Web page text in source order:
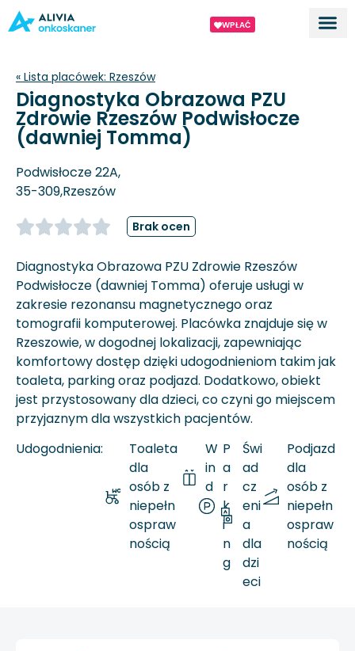
WPŁAĆ
« Lista placówek: Rzeszów
Diagnostyka Obrazowa PZU
Zdrowie Rzeszów Podwisłocze
(dawniej Tomma)
Podwisłocze 22A,
35-309,Rzeszów
Brak ocen
Diagnostyka Obrazowa PZU Zdrowie Rzeszów
Podwisłocze (dawniej Tomma) oferuje usługi w
zakresie rezonansu magnetycznego oraz
tomografii komputerowej. Placówka znajduje się w
Rzeszowie, w dogodnej lokalizacji, zapewniając
komfortowy dostęp dzięki udogodnieniom takim jak
toaleta, parking oraz podjazd. Dodatkowo, obiekt
jest przystosowany dla dzieci, co czyni go miejscem
przyjaznym dla wszystkich pacjentów.
Udogodnienia:
Toaleta
dla
osób z
niepełn
ospraw
nością
W
in
d
a
P
a
r
k
i
n
g
Świ
ad
cz
eni
a
dla
dzi
eci
Podjazd
dla
osób z
niepełn
ospraw
nością